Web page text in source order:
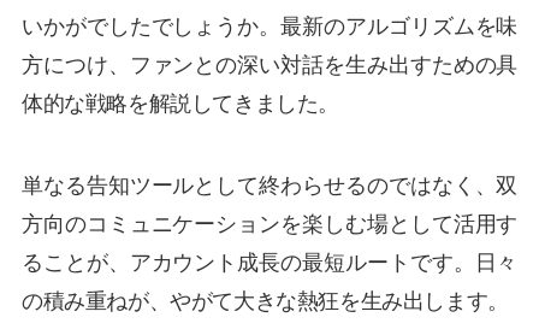
いかがでしたでしょうか。最新のアルゴリズムを味
方につけ、ファンとの深い対話を生み出すための具
体的な戦略を解説してきました。
単なる告知ツールとして終わらせるのではなく、双
方向のコミュニケーションを楽しむ場として活用す
ることが、アカウント成長の最短ルートです。日々
の積み重ねが、やがて大きな熱狂を生み出します。